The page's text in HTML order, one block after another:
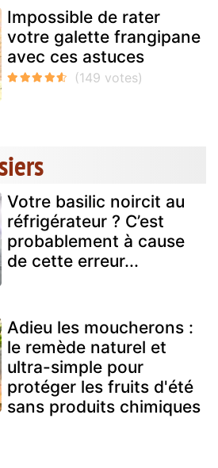
Impossible de rater
votre galette frangipane
avec ces astuces
Votre basilic noircit au
réfrigérateur ? C’est
probablement à cause
de cette erreur...
Adieu les moucherons :
le remède naturel et
ultra-simple pour
protéger les fruits d'été
sans produits chimiques